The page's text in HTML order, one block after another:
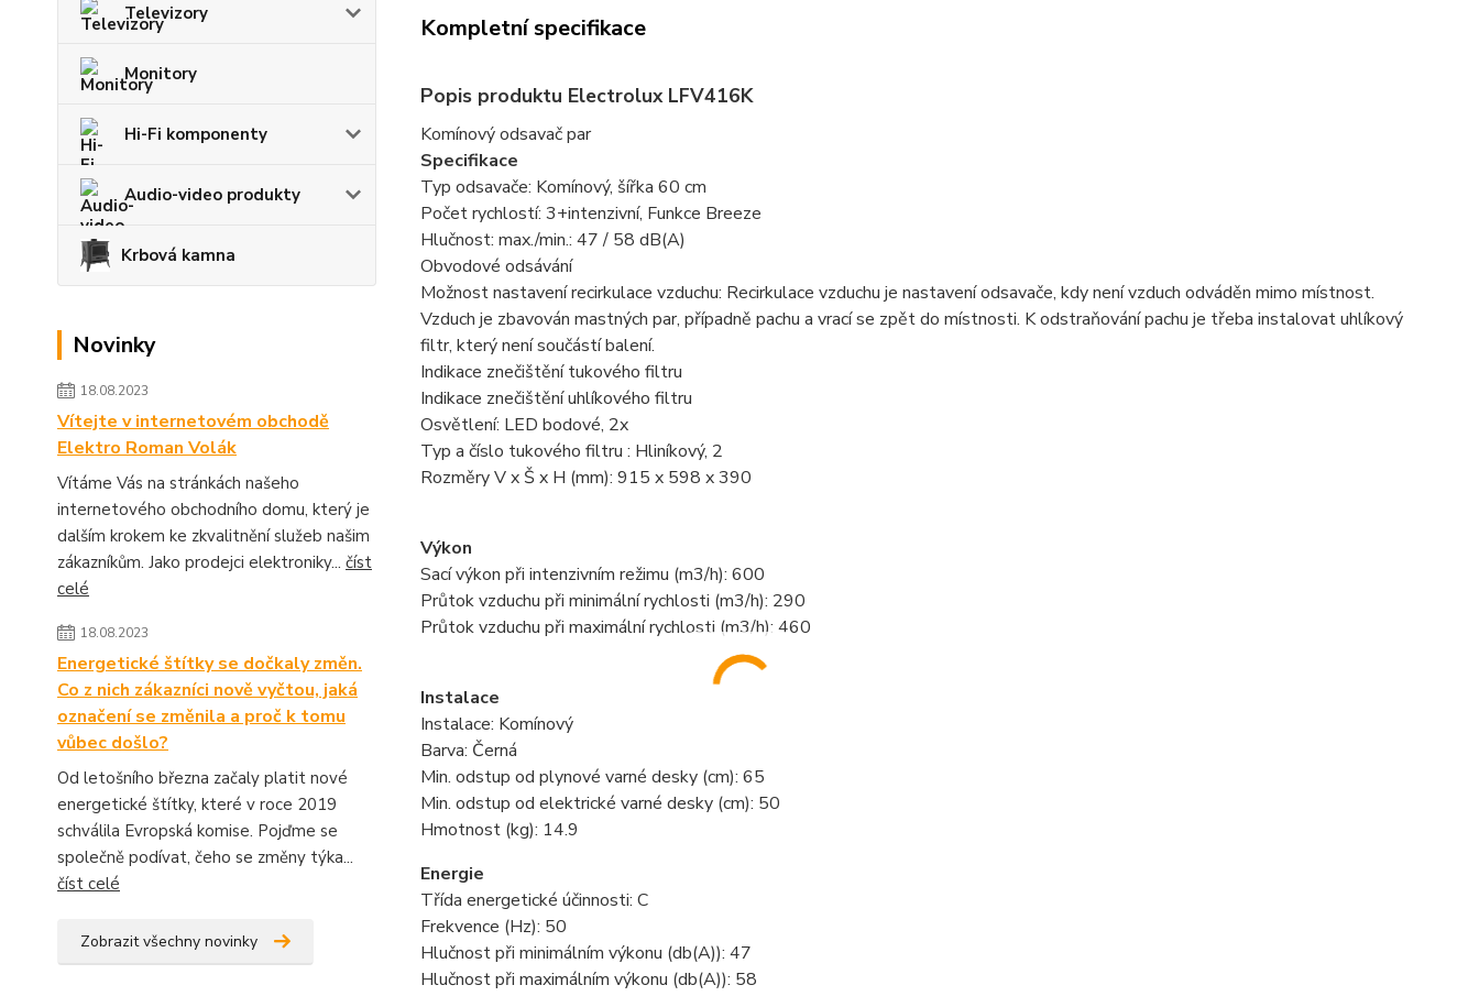
Televizory
Monitory
Hi-Fi komponenty
Audio-video produkty
Krbová kamna
Novinky
18.08.2023
Vítejte v internetovém obchodě
Elektro Roman Volák
Vítáme Vás na stránkách našeho
internetového obchodního domu, který je
dalším krokem ke zkvalitnění služeb našim
zákazníkům. Jako prodejci elektroniky... číst
celé
18.08.2023
Energetické štítky se dočkaly změn.
Co z nich zákazníci nově vyčtou, jaká
označení se změnila a proč k tomu
vůbec došlo?
Od letošního března začaly platit nové
energetické štítky, které v roce 2019
schválila Evropská komise. Pojďme se
společně podívat, čeho se změny týka...
číst celé
Zobrazit všechny novinky
Kompletní specifikace
Popis produktu Electrolux LFV416K
Komínový odsavač par
Specifikace
Typ odsavače: Komínový, šířka 60 cm
Počet rychlostí: 3+intenzivní, Funkce Breeze
Hlučnost: max./min.: 47 / 58 dB(A)
Obvodové odsávání
Možnost nastavení recirkulace vzduchu: Recirkulace vzduchu je nastavení odsavače, kdy není vzduch odváděn mimo místnost.
Vzduch je zbavován mastných par, případně pachu a vrací se zpět do místnosti. K odstraňování pachu je třeba instalovat uhlíkový
filtr, který není součástí balení.
Indikace znečištění tukového filtru
Indikace znečištění uhlíkového filtru
Osvětlení: LED bodové, 2x
Typ a číslo tukového filtru : Hliníkový, 2
Rozměry V x Š x H (mm): 915 x 598 x 390
Výkon
Sací výkon při intenzivním režimu (m3/h): 600
Průtok vzduchu při minimální rychlosti (m3/h): 290
Průtok vzduchu při maximální rychlosti (m3/h): 460
Instalace
Instalace: Komínový
Barva: Černá
Min. odstup od plynové varné desky (cm): 65
Min. odstup od elektrické varné desky (cm): 50
Hmotnost (kg): 14.9
Energie
Třída energetické účinnosti: C
Frekvence (Hz): 50
Hlučnost při minimálním výkonu (db(A)): 47
Hlučnost při maximálním výkonu (db(A)): 58